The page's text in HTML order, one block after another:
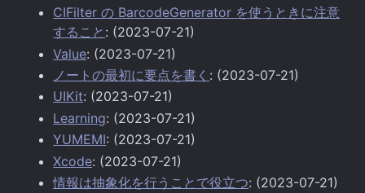
CIFilter の BarcodeGenerator を使うときに注意
すること : (2023-07-21)
Value: (2023-07-21)
ノートの最初に要点を書く : (2023-07-21)
UIKit: (2023-07-21)
Learning: (2023-07-21)
YUMEMI: (2023-07-21)
Xcode: (2023-07-21)
情報は抽象化を行うことで役立つ: (2023-07-21)